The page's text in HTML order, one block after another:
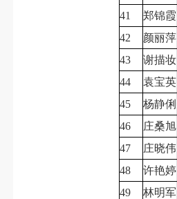
41
郑锦霞
42
颜丽萍
43
谢描妆
44
袁宝英
45
杨静俐
46
庄桑旭
47
庄晓伟
48
许艳婷
49
林明军